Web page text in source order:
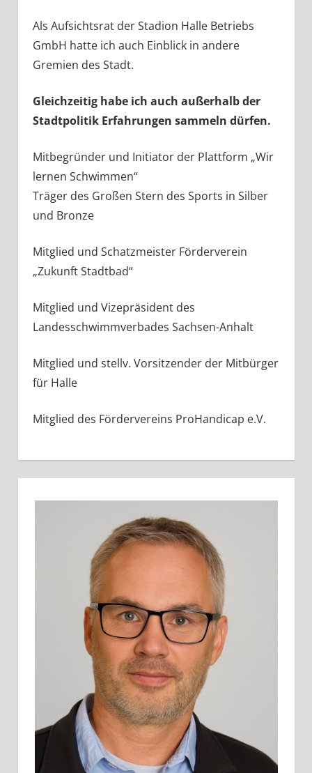
Als Aufsichtsrat der Stadion Halle Betriebs
GmbH hatte ich auch Einblick in andere
Gremien des Stadt.
Gleichzeitig habe ich auch außerhalb der
Stadtpolitik Erfahrungen sammeln dürfen.
Mitbegründer und Initiator der Plattform „Wir
lernen Schwimmen“
Träger des Großen Stern des Sports in Silber
und Bronze
Mitglied und Schatzmeister Förderverein
„Zukunft Stadtbad“
Mitglied und Vizepräsident des
Landesschwimmverbades Sachsen-Anhalt
Mitglied und stellv. Vorsitzender der Mitbürger
für Halle
Mitglied des Fördervereins ProHandicap e.V.